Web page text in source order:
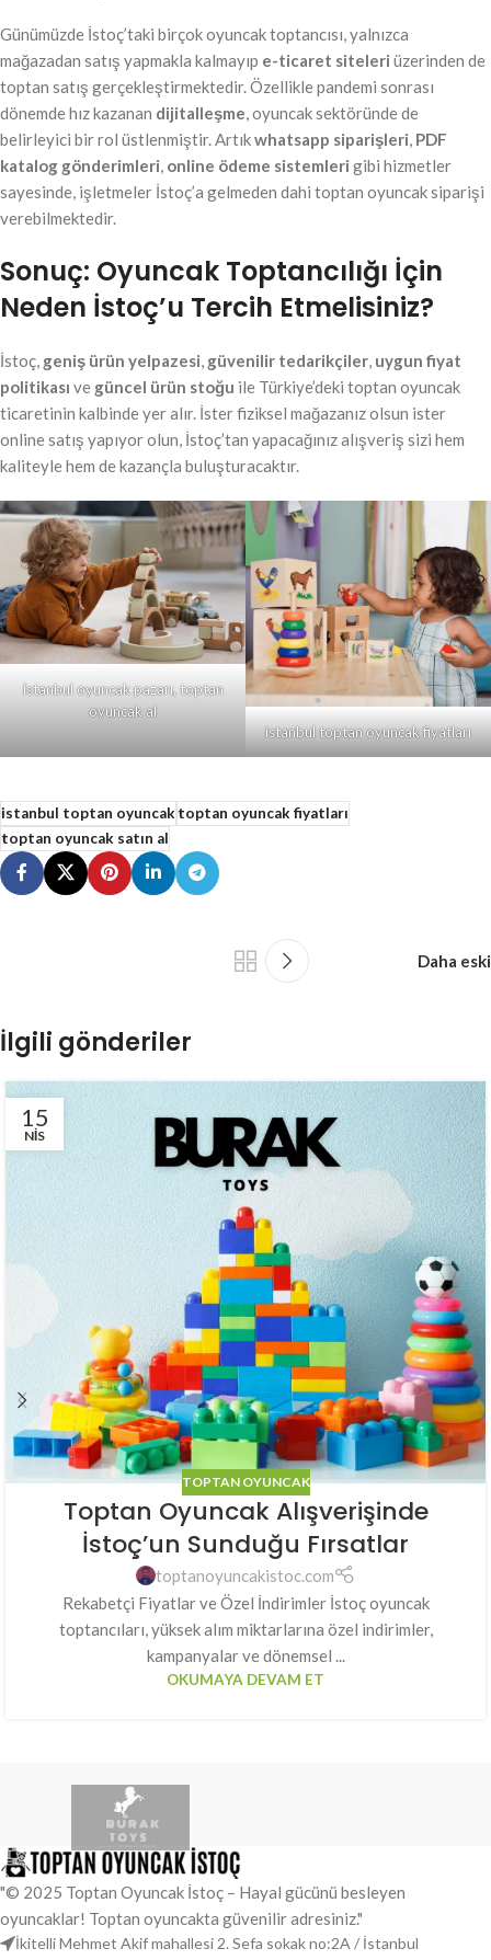
Günümüzde İstoç’taki birçok oyuncak toptancısı, yalnızca
mağazadan satış yapmakla kalmayıp e-ticaret siteleri üzerinden de
toptan satış gerçekleştirmektedir. Özellikle pandemi sonrası
dönemde hız kazanan dijitalleşme, oyuncak sektöründe de
belirleyici bir rol üstlenmiştir. Artıkwhatsapp siparişleri, PDF
katalog gönderimleri, online ödeme sistemleri gibi hizmetler
sayesinde, işletmeler İstoç’a gelmeden dahi toptan oyuncak siparişi
verebilmektedir.
Sonuç: Oyuncak Toptancılığı İçin
Neden İstoç’u Tercih Etmelisiniz?
İstoç, geniş ürün yelpazesi, güvenilir tedarikçiler, uygun fiyat
politikası ve güncel ürün stoğu ile Türkiye’deki toptan oyuncak
ticaretinin kalbinde yer alır. İster fiziksel mağazanız olsun ister
online satış yapıyor olun, İstoç’tan yapacağınız alışveriş sizi hem
kaliteyle hem de kazançla buluşturacaktır.
istanbul oyuncak pazarı, toptan
oyuncak al
istanbul toptan oyuncak fiyatları
istanbul toptan oyuncaktoptan oyuncak fiyatları
toptan oyuncak satın al
Daha eski
İlgili gönderiler
15
NIS
TOPTAN OYUNCAK
Toptan Oyuncak Alışverişinde
İstoç’un Sunduğu Fırsatlar
toptanoyuncakistoc.com
Rekabetçi Fiyatlar ve Özel İndirimler İstoç oyuncak
toptancıları, yüksek alım miktarlarına özel indirimler,
kampanyalar ve dönemsel ...
OKUMAYA DEVAM ET
"© 2025 Toptan Oyuncak İstoç – Hayal gücünü besleyen
oyuncaklar! Toptan oyuncakta güvenilir adresiniz."
İkitelli Mehmet Akif mahallesi 2. Sefa sokak no:2A / İstanbul